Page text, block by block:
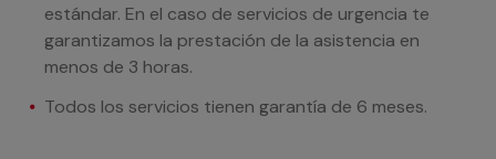
estándar. En el caso de servicios de urgencia te
garantizamos la prestación de la asistencia en
menos de 3 horas.
Todos los servicios tienen garantía de 6 meses.